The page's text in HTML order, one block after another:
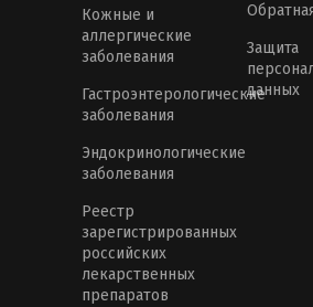
Кожные и
аллергические
заболевания
Гастроэнтерологические
заболевания
Эндокринологические
заболевания
Реестр
зарегистрированных
российских
лекарственных
препаратов
Защита
данных